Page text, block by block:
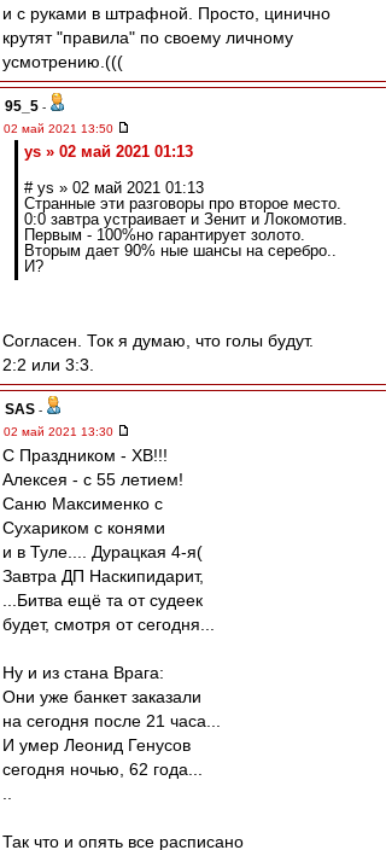
и с руками в штрафной. Просто, цинично
крутят "правила" по своему личному
усмотрению.(((
95_5 -
02 май 2021 13:50
ys » 02 май 2021 01:13
# ys » 02 май 2021 01:13
Странные эти разговоры про второе место.
0:0 завтра устраивает и Зенит и Локомотив.
Первым - 100%но гарантирует золото.
Вторым дает 90% ные шансы на серебро..
И?
Согласен. Ток я думаю, что голы будут.
2:2 или 3:3.
SAS -
02 май 2021 13:30
С Праздником - ХВ!!!
Алексея - с 55 летием!
Саню Максименко с
Сухариком с конями
и в Туле.... Дурацкая 4-я(
Завтра ДП Наскипидарит,
...Битва ещё та от судеек
будет, смотря от сегодня...
Ну и из стана Врага:
Они уже банкет заказали
на сегодня после 21 часа...
И умер Леонид Генусов
сегодня ночью, 62 года...
Так что и опять все расписано